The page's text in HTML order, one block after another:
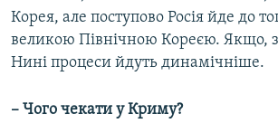
Корея, але поступово Росія йде до
великою Північною Кореєю. Якщо,
Нині процеси йдуть динамічніше.
– Чого чекати у Криму?